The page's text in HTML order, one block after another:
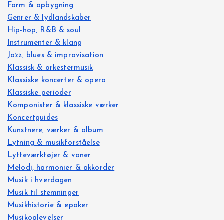
Form & opbygning
Genrer & lydlandskaber
Hip-hop, R&B & soul
Instrumenter & klang
Jazz, blues & improvisation
Klassisk & orkestermusik
Klassiske koncerter & opera
Klassiske perioder
Komponister & klassiske værker
Koncertguides
Kunstnere, værker & album
Lytning & musikforståelse
Lytteværktøjer & vaner
Melodi, harmonier & akkorder
Musik i hverdagen
Musik til stemninger
Musikhistorie & epoker
Musikoplevelser